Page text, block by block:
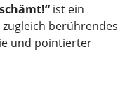
ist ein
berührendes
und pointierter